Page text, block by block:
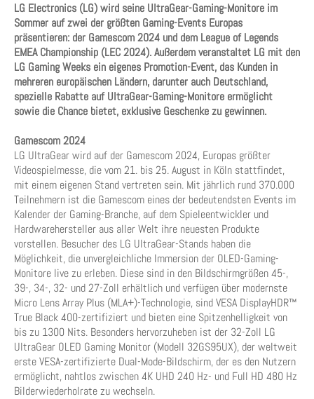
LG Electronics (LG) wird seine UltraGear-Gaming-Monitore im
Sommer auf zwei der größten Gaming-Events Europas
präsentieren: der Gamescom 2024 und dem League of Legends
EMEA Championship (LEC 2024). Außerdem veranstaltet LG mit den
LG Gaming Weeks ein eigenes Promotion-Event, das Kunden in
mehreren europäischen Ländern, darunter auch Deutschland,
spezielle Rabatte auf UltraGear-Gaming-Monitore ermöglicht
sowie die Chance bietet, exklusive Geschenke zu gewinnen.
Gamescom 2024
LG UltraGear wird auf der Gamescom 2024, Europas größter
Videospielmesse, die vom 21. bis 25. August in Köln stattfindet,
mit einem eigenen Stand vertreten sein. Mit jährlich rund 370.000
Teilnehmern ist die Gamescom eines der bedeutendsten Events im
Kalender der Gaming-Branche, auf dem Spieleentwickler und
Hardwarehersteller aus aller Welt ihre neuesten Produkte
vorstellen. Besucher des LG UltraGear-Stands haben die
Möglichkeit, die unvergleichliche Immersion der OLED-Gaming-
Monitore live zu erleben. Diese sind in den Bildschirmgrößen 45-,
39-, 34-, 32- und 27-Zoll erhältlich und verfügen über modernste
Micro Lens Array Plus (MLA+)-Technologie, sind VESA DisplayHDR™
True Black 400-zertifiziert und bieten eine Spitzenhelligkeit von
bis zu 1300 Nits. Besonders hervorzuheben ist der 32-Zoll LG
UltraGear OLED Gaming Monitor (Modell 32GS95UX), der weltweit
erste VESA-zertifizierte Dual-Mode-Bildschirm, der es den Nutzern
ermöglicht, nahtlos zwischen 4K UHD 240 Hz- und Full HD 480 Hz
Bilderwiederholrate zu wechseln.